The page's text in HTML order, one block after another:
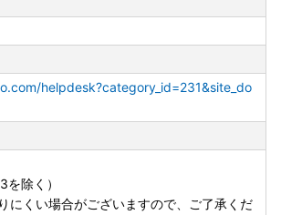
helpdesk?category_id=231&site_do
除く）
にくい場合がございますので、ご了承くだ